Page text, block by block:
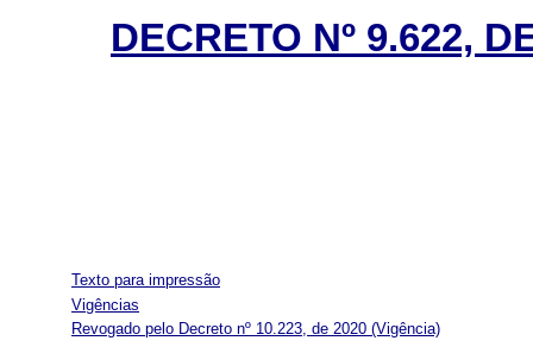
DECRETO Nº 9.622,
Texto para impressão
Vigências
Revogado pelo Decreto nº 10.223, de 2020 (Vigência)